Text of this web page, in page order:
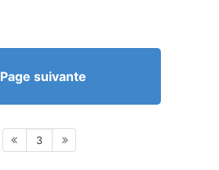
Page suivante
3